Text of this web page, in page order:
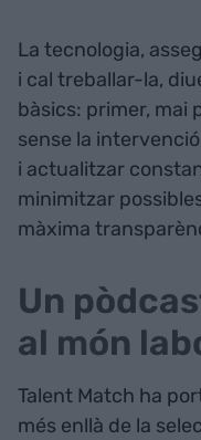
La tecnologia,
i cal treballar-la,
bàsics: primer, mai
sense la
i actualitzar
minimitzar
màxima
Un
al món
Talent Match ha
més enllà de la